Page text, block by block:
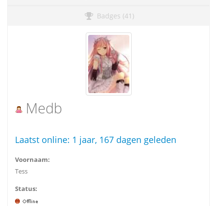
Badges (41)
Medb
Laatst online: 1 jaar, 167 dagen geleden
Voornaam:
Tess
Status: